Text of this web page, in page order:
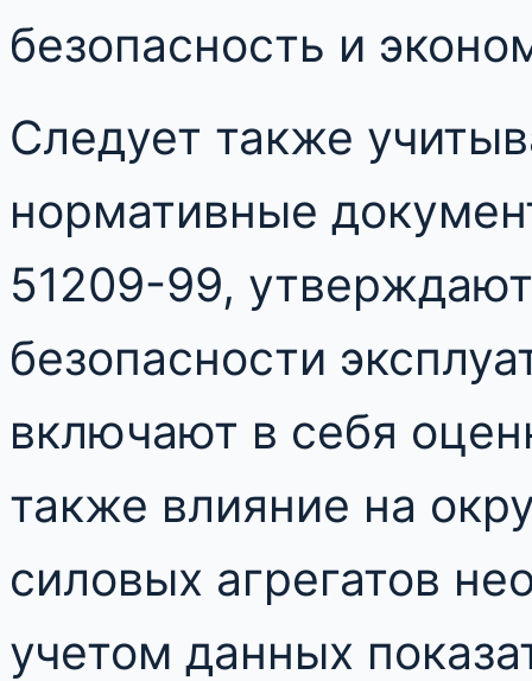
безопасность и
Следует также
нормативные
51209-99,
безопасности
включают в себя
также влияние на
силовых агрегатов
учетом данных